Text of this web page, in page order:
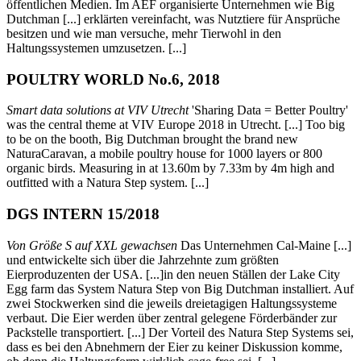
öffentlichen Medien. Im AEF organisierte Unternehmen wie Big
Dutchman [...] erklärten vereinfacht, was Nutztiere für Ansprüche
besitzen und wie man versuche, mehr Tierwohl in den
Haltungssystemen umzusetzen. [...]
POULTRY WORLD No.6, 2018
Smart data solutions at VIV Utrecht'Sharing Data = Better Poultry'
was the central theme at VIV Europe 2018 in Utrecht. [...] Too big
to be on the booth, Big Dutchman brought the brand new
NaturaCaravan, a mobile poultry house for 1000 layers or 800
organic birds. Measuring in at 13.60m by 7.33m by 4m high and
outfitted with a Natura Step system. [...]
DGS INTERN 15/2018
Von Größe S auf XXL gewachsen Das Unternehmen Cal-Maine [...]
und entwickelte sich über die Jahrzehnte zum größten
Eierproduzenten der USA. [...]in den neuen Ställen der Lake City
Egg farm das System Natura Step von Big Dutchman installiert. Auf
zwei Stockwerken sind die jeweils dreietagigen Haltungssysteme
verbaut. Die Eier werden über zentral gelegene Förderbänder zur
Packstelle transportiert. [...] Der Vorteil des Natura Step Systems sei,
dass es bei den Abnehmern der Eier zu keiner Diskussion komme,